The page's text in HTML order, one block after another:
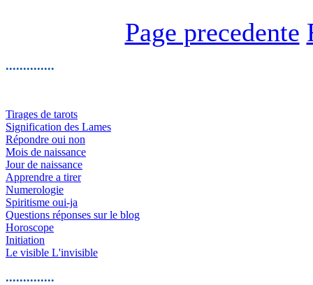
Page precedente
..............
Tirages de tarots
Signification des Lames
Répondre oui non
Mois de naissance
Jour de naissance
Apprendre a tirer
Numerologie
Spiritisme oui-ja
Questions réponses sur le blog
Horoscope
Initiation
Le visible L'invisible
..............